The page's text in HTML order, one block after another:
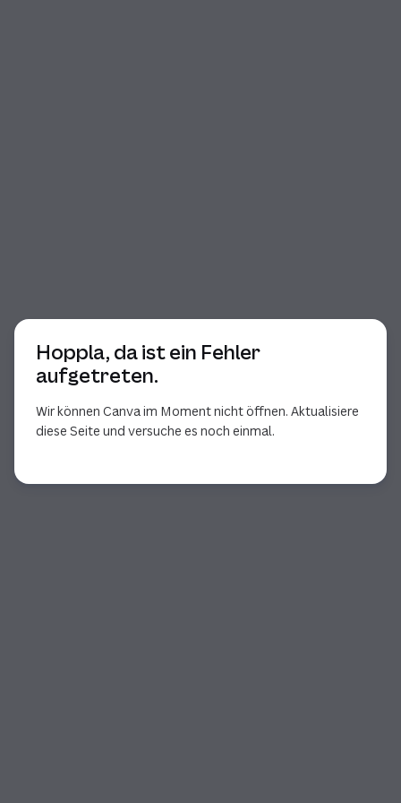
Hoppla, da ist ein Fehler
aufgetreten.
Wir können Canva im Moment nicht öffnen. Aktualisiere
diese Seite und versuche es noch einmal.